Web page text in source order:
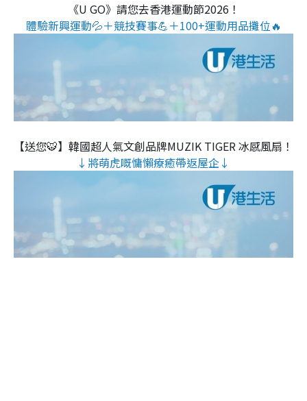
《U GO》請您去香港運動節2026！
體驗新興運動💦＋競技賽事💪＋100+運動用品攤位🔥
【送您🐯】韓國超人氣文創品牌MUZIK TIGER 冰感風扇！
↓將萌虎嘅慵懶療癒帶返屋企↓